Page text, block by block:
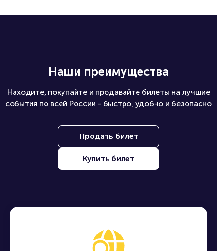
Наши преимущества
Находите, покупайте и продавайте билеты на лучшие
события по всей России - быстро, удобно и безопасно
Продать билет
Купить билет